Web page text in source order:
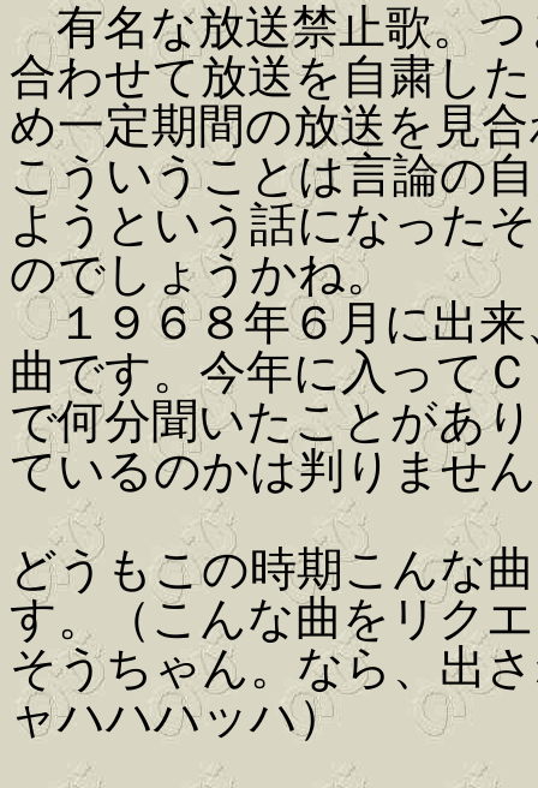
有名な放送禁止歌。つ
合わせて放送を自粛し
め一定期間の放送を見
こういうことは言論の
ようという話になった
のでしょうかね。
１９６８年６月に出来
曲です。今年に入って
で何分聞いたことがあ
ているのかは判りませ
どうもこの時期こんな
す。（こんな曲をリク
そうちゃん。なら、出
ャハハハッハ）